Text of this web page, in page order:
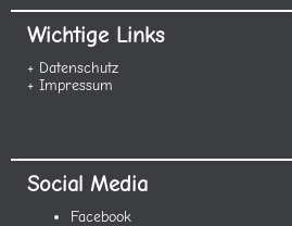
Wichtige Links
+ Datenschutz
+ Impressum
Social Media
Facebook